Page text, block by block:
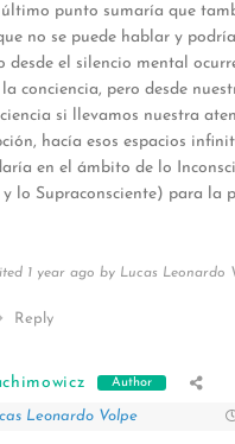
punto sumaría que
no se puede hablar y
desde el silencio mental
conciencia, pero desde
si llevamos nuestra
hacía esos espacios
en el ámbito de lo
y lo Supraconsciente) para la
1 year ago by Lucas Leonardo
Reply
Author
Leonardo Volpe